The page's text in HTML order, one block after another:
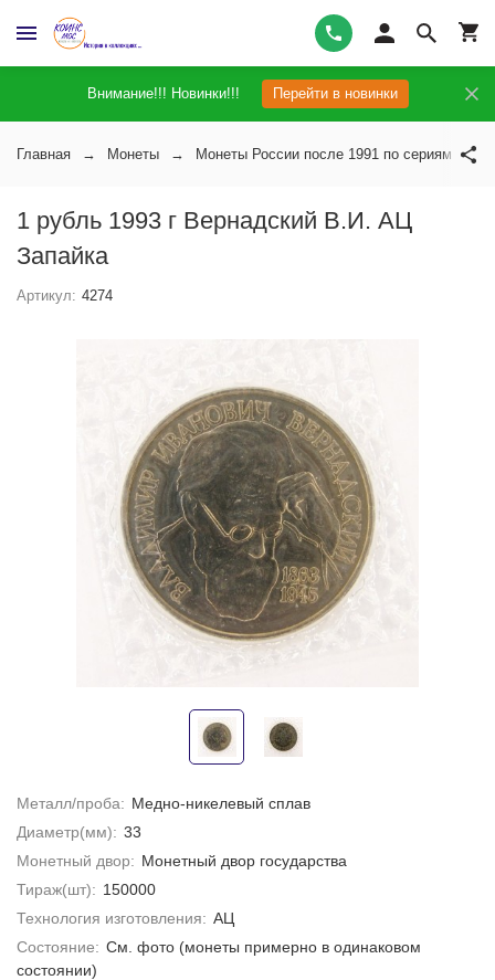
Внимание!!! Новинки!!! Перейти в новинки
Главная Монеты Монеты России после 1991 по сериям
1 рубль 1993 г Вернадский В.И. АЦ
Запайка
Артикул: 4274
Металл/проба: Медно-никелевый сплав
Диаметр(мм): 33
Монетный двор: Монетный двор государства
Тираж(шт): 150000
Технология изготовления: АЦ
Состояние: Cм. фото (монеты примерно в одинаковом
состоянии)